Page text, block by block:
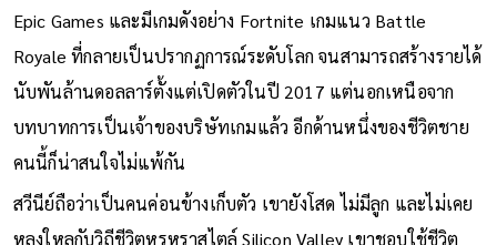
คำพูดของ‘ทิม สวีนีย์’(Tim Sweeney) ผู้ก่อตั้งและ CEO ของ
Epic Games และมีเกมดังอย่าง Fortnite เกมแนว Battle
Royale ที่กลายเป็นปรากฏการณ์ระดับโลก จนสามารถสร้างรายได้
นับพันล้านดอลลาร์ตั้งแต่เปิดตัวในปี 2017 แต่นอกเหนือจาก
บทบาทการเป็นเจ้าของบริษัทเกมแล้ว อีกด้านหนึ่งของชีวิตชาย
คนนี้ก็น่าสนใจไม่แพ้กัน
สวีนีย์ถือว่าเป็นคนค่อนข้างเก็บตัว เขายังโสด ไม่มีลูก และไม่เคย